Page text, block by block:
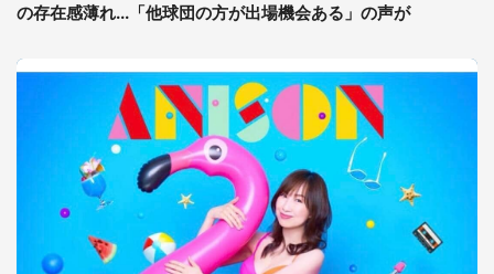
の存在感薄れ...「他球団の方が出場機会ある」の声が